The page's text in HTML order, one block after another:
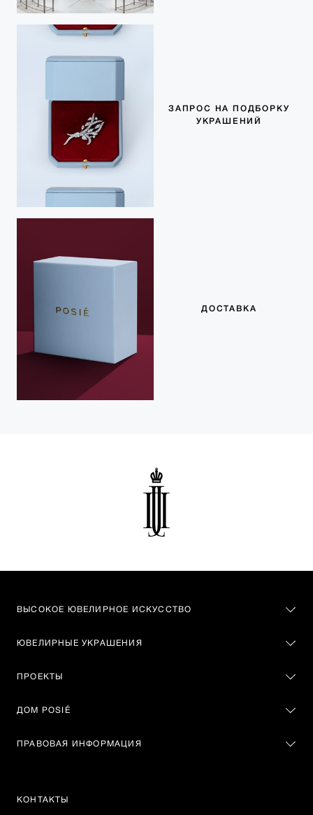
ЗАПРОС НА ПОДБОРКУ
УКРАШЕНИЙ
ДОСТАВКА
ВЫСОКОЕ ЮВЕЛИРНОЕ ИСКУССТВО
ЮВЕЛИРНЫЕ УКРАШЕНИЯ
ПРОЕКТЫ
ДОМ POSIÉ
ПРАВОВАЯ ИНФОРМАЦИЯ
КОНТАКТЫ